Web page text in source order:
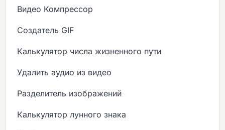
Видео Компрессор
Создатель GIF
Калькулятор числа жизненного пути
Удалить аудио из видео
Разделитель изображений
Калькулятор лунного знака